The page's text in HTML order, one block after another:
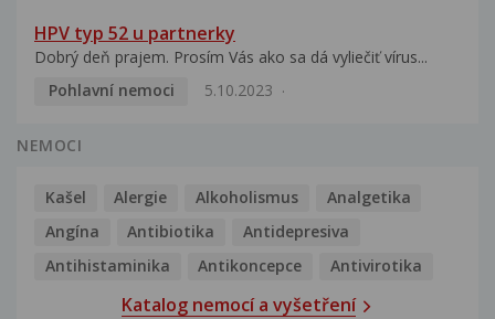
HPV typ 52 u partnerky
Dobrý deň prajem. Prosím Vás ako sa dá vyliečiť vírus...
Pohlavní nemoci
5.10.2023
NEMOCI
Kašel Alergie Alkoholismus
Analgetika
Angína
Antibiotika
Antidepresiva
Antihistaminika
Antikoncepce Antivirotika
Katalog nemocí a vyšetření